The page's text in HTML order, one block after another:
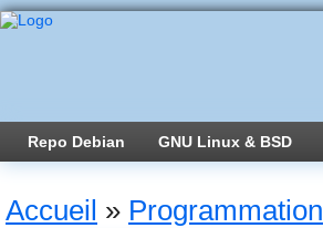
Repo Debian GNU Linux & BSD
Accueil » Programmation